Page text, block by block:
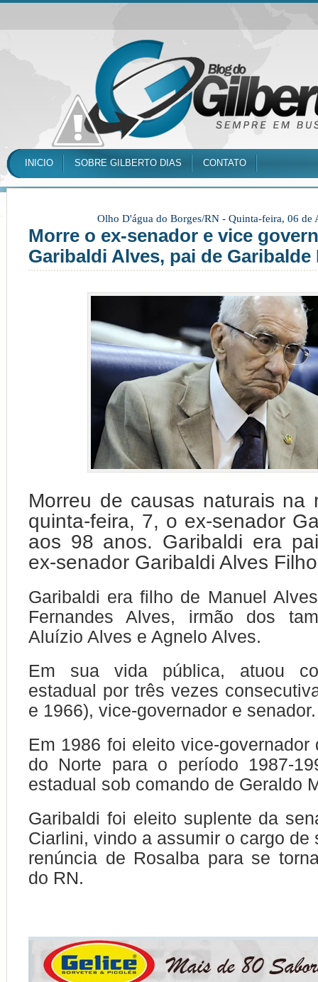
INICIO SOBRE GILBERTO DIAS CONTATO
Olho D'água do Borges/RN - Quinta-feira, 06 de
Morre o ex-senador e vice
Garibaldi Alves, pai de Garibalde
Morreu de causas naturais na
quinta-feira, 7, o ex-senador
aos 98 anos. Garibaldi era
ex-senador Garibaldi Alves
Garibaldi era filho de Manuel
Fernandes Alves, irmão dos
Aluízio Alves e Agnelo Alves.
Em sua vida pública, atuou
estadual por três vezes
e 1966), vice-governador e senador.
Em 1986 foi eleito vice-governador
do Norte para o período 1987-
estadual sob comando de Geraldo
Garibaldi foi eleito suplente da
Ciarlini, vindo a assumir o cargo de
renúncia de Rosalba para se
do RN.